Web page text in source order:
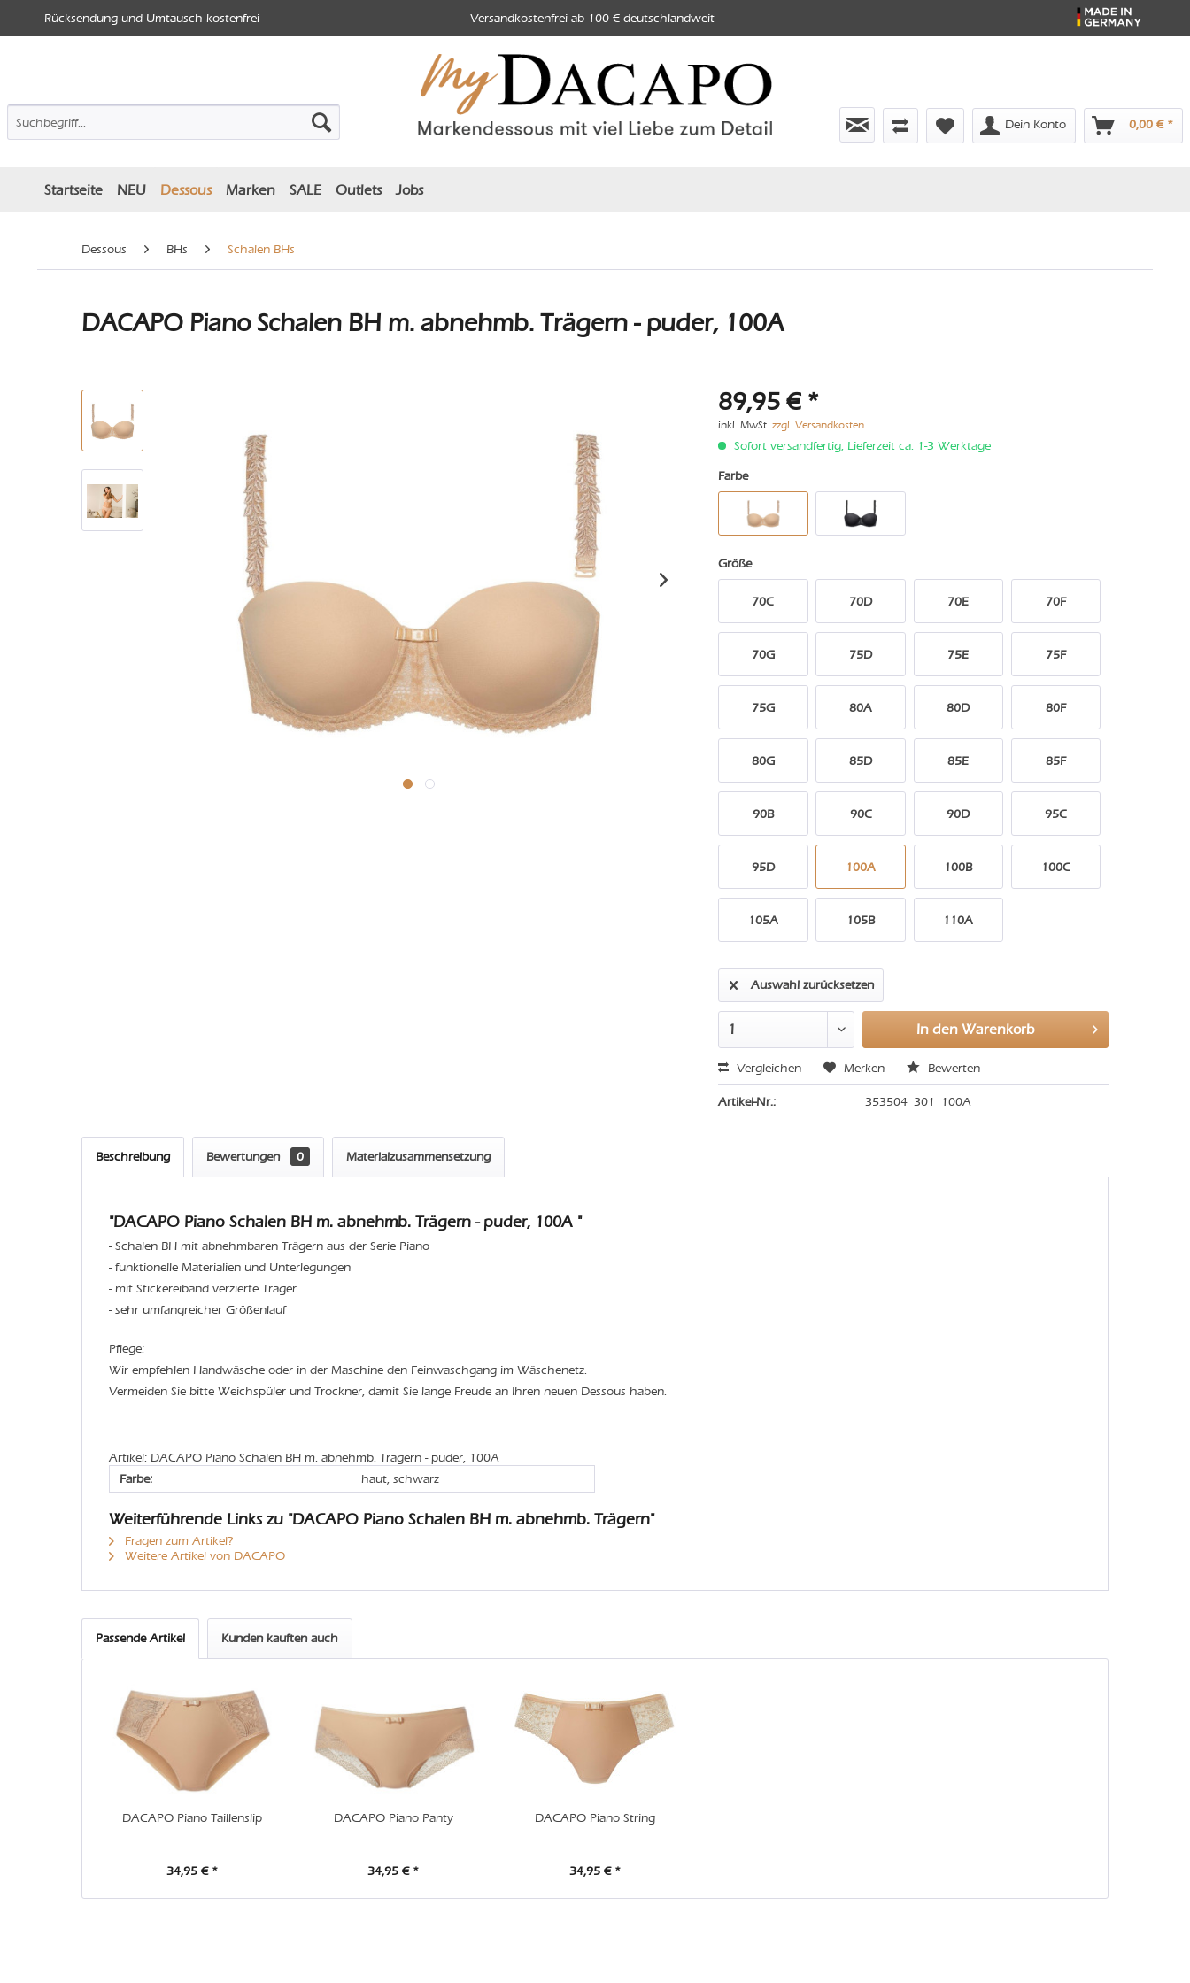
Rücksendung und Umtausch kostenfrei Versandkostenfrei ab 100 € deutschlandweit
Dein Konto 0,00 € *
Startseite NEU Dessous Marken SALE Outlets Jobs
Dessous BHs Schalen BHs
DACAPO Piano Schalen BH m. abnehmb. Trägern - puder, 100A
89,95 € *
inkl. MwSt.zzgl. Versandkosten
Sofort versandfertig, Lieferzeit ca. 1-3 Werktage
Farbe
Größe
70C 70D 70E 70F
70G 75D 75E 75F
75G 80A 80D 80F
80G 85D 85E 85F
90B 90C 90D 95C
95D 100A 100B 100C
105A 105B 110A
Auswahl zurücksetzen
In den Warenkorb
Vergleichen Merken Bewerten
Artikel-Nr.: 353504_301_100A
Beschreibung Bewertungen 0 Materialzusammensetzung
"DACAPO Piano Schalen BH m. abnehmb. Trägern - puder, 100A "
- Schalen BH mit abnehmbaren Trägern aus der Serie Piano
- funktionelle Materialien und Unterlegungen
- mit Stickereiband verzierte Träger
- sehr umfangreicher Größenlauf
Pflege:
Wir empfehlen Handwäsche oder in der Maschine den Feinwaschgang im Wäschenetz.
Vermeiden Sie bitte Weichspüler und Trockner, damit Sie lange Freude an Ihren neuen Dessous haben.
Artikel: DACAPO Piano Schalen BH m. abnehmb. Trägern - puder, 100A
Farbe:
haut, schwarz
Weiterführende Links zu "DACAPO Piano Schalen BH m. abnehmb. Trägern"
Fragen zum Artikel?
Weitere Artikel von DACAPO
Passende Artikel Kunden kauften auch
DACAPO Piano Taillenslip
34,95 € *
DACAPO Piano Panty
34,95 € *
DACAPO Piano String
34,95 € *